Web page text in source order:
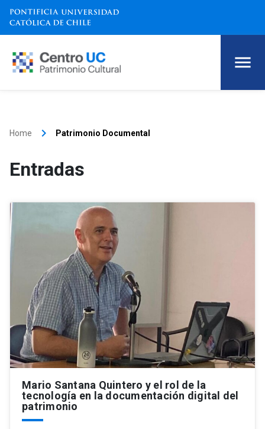
Home keyboard_arrow_right Patrimonio Documental
Entradas
Mario Santana Quintero y el rol de la
tecnología en la documentación digital del
patrimonio